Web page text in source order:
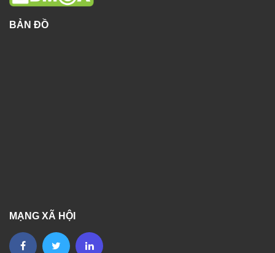
BẢN ĐỒ
MẠNG XÃ HỘI